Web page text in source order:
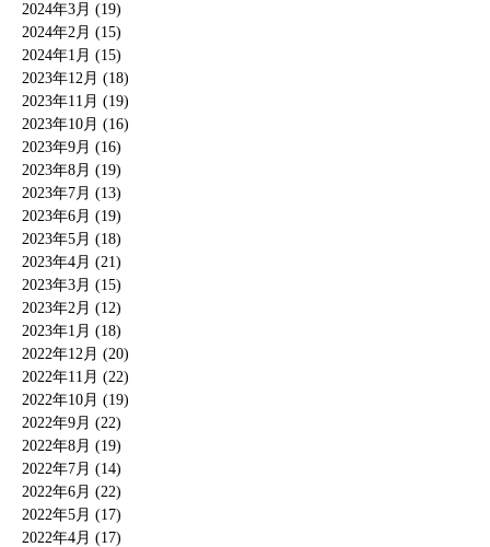
2024年3月 (19)
2024年2月 (15)
2024年1月 (15)
2023年12月 (18)
2023年11月 (19)
2023年10月 (16)
2023年9月 (16)
2023年8月 (19)
2023年7月 (13)
2023年6月 (19)
2023年5月 (18)
2023年4月 (21)
2023年3月 (15)
2023年2月 (12)
2023年1月 (18)
2022年12月 (20)
2022年11月 (22)
2022年10月 (19)
2022年9月 (22)
2022年8月 (19)
2022年7月 (14)
2022年6月 (22)
2022年5月 (17)
2022年4月 (17)